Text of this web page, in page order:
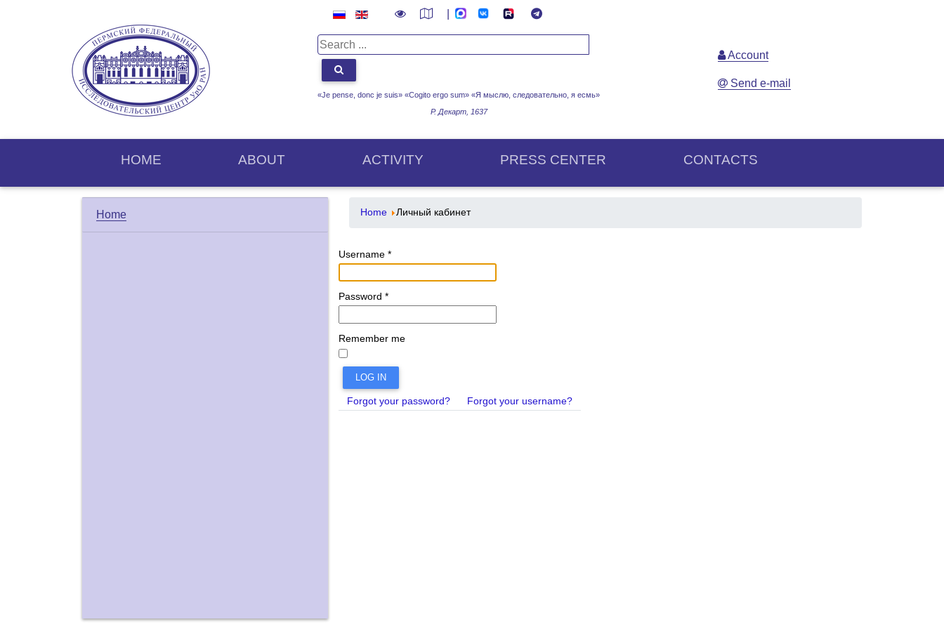
«Je pense, donc je suis» «Cogito ergo sum» «Я мыслю, следовательно, я есмь»
Р. Декарт, 1637
Account
Send e-mail
HOME ABOUT ACTIVITY PRESS CENTER CONTACTS
Home Home Личный кабинет
Username *
Password *
Remember me
LOG IN
Forgot your password? Forgot your username?